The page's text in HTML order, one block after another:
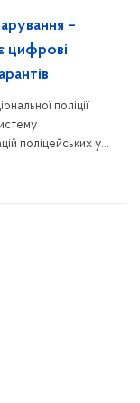
–
цифрові
поліції
поліцейських у